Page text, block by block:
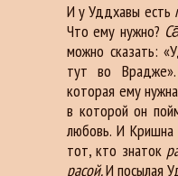
И у Уддхавы есть
Что ему нужно?
можно сказать:
тут во
которая ему
в которой он
любовь. И
тот, кто знаток
расой.И посылая